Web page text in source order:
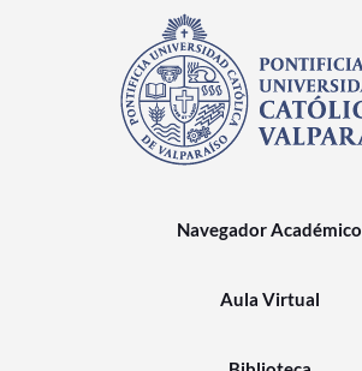
Navegador Académico
Aula Virtual